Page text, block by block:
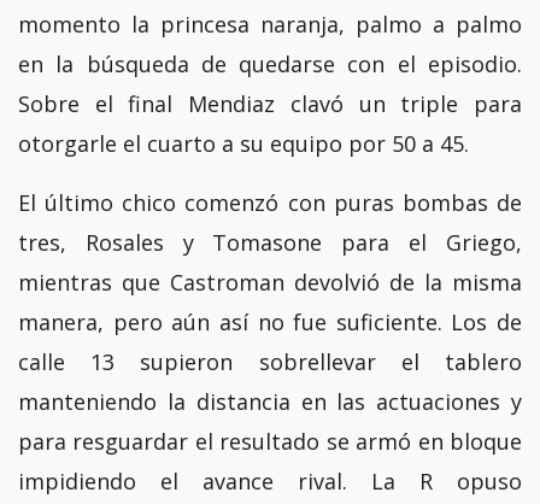
momento la princesa naranja, palmo a palmo
en la búsqueda de quedarse con el episodio.
Sobre el final Mendiaz clavó un triple para
otorgarle el cuarto a su equipo por 50 a 45.
El último chico comenzó con puras bombas de
tres, Rosales y Tomasone para el Griego,
mientras que Castroman devolvió de la misma
manera, pero aún así no fue suficiente. Los de
calle 13 supieron sobrellevar el tablero
manteniendo la distancia en las actuaciones y
para resguardar el resultado se armó en bloque
impidiendo el avance rival. La R opuso